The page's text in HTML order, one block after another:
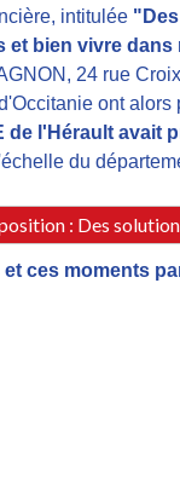
intitulée
et bien vivre
24 rue
ont alors
de l'Hérault avait
du
: Des
ces moments